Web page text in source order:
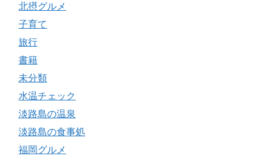
北摂グルメ
子育て
旅行
書籍
未分類
水温チェック
淡路島の温泉
淡路島の食事処
福岡グルメ